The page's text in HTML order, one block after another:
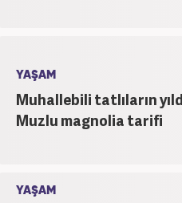
YAŞAM
Muhallebili tatlıların
Muzlu magnolia tarifi
YAŞAM